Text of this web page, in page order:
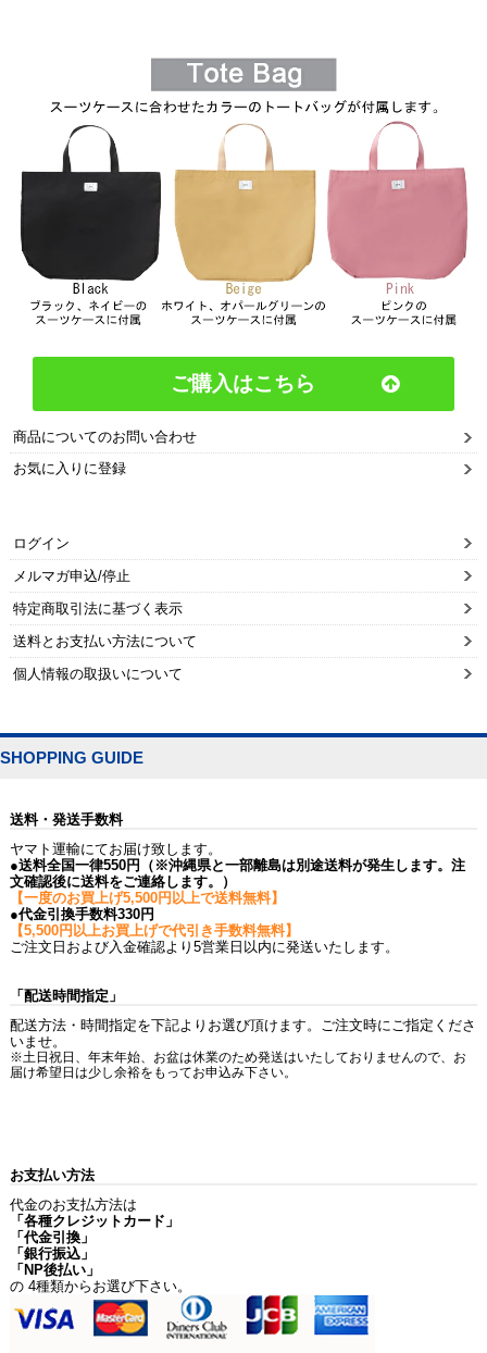
ご購入はこちら
商品についてのお問い合わせ
お気に入りに登録
ログイン
メルマガ申込/停止
特定商取引法に基づく表示
送料とお支払い方法について
個人情報の取扱いについて
SHOPPING GUIDE
送料・発送手数料
ヤマト運輸にてお届け致します。
●送料全国一律550円（※沖縄県と一部離島は別途送料が発生します。注
文確認後に送料をご連絡します。）
【一度のお買上げ5,500円以上で送料無料】
●代金引換手数料330円
【5,500円以上お買上げで代引き手数料無料】
ご注文日および入金確認より5営業日以内に発送いたします。
「配送時間指定」
配送方法・時間指定を下記よりお選び頂けます。ご注文時にご指定くださ
いませ。
※土日祝日、年末年始、お盆は休業のため発送はいたしておりませんので、お
届け希望日は少し余裕をもってお申込み下さい。
お支払い方法
代金のお支払方法は
「各種クレジットカード」
「代金引換」
「銀行振込」
「NP後払い」
の 4種類からお選び下さい。